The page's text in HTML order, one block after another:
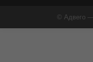
© Адвего